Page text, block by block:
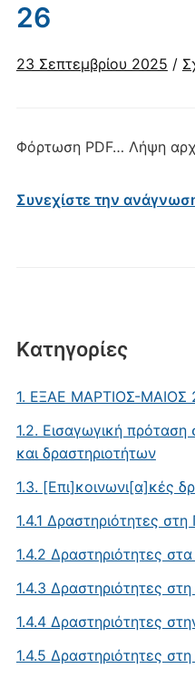
Kατηγορίες
1. ΕΞΑΕ MΑΡΤΙΟΣ-ΜΑΙΟΣ
1.2. Εισαγωγική
και δραστηριοτήτων
1.3. [Επι]κοινωνι[α]κές
1.4.1 Δραστηριότητες
1.4.2 Δραστηριότητες
1.4.3 Δραστηριότητες
1.4.4 Δραστηριότητες
1.4.5 Δραστηριότητες
26
23 Σεπτεμβρίου 2025 /
Φόρτωση PDF… Λήψη
Συνεχίστε την